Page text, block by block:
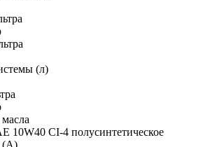
(л)
10W40 CI-4 полусинтетическое
(А)